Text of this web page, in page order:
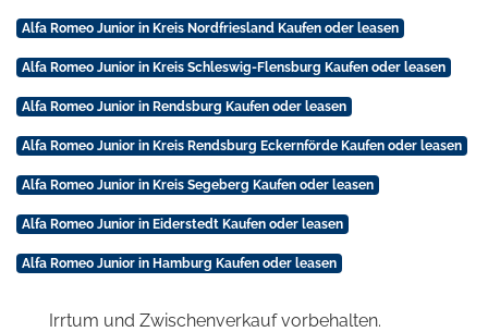
Alfa Romeo Junior in Kreis Nordfriesland Kaufen oder leasen
Alfa Romeo Junior in Kreis Schleswig-Flensburg Kaufen oder leasen
Alfa Romeo Junior in Rendsburg Kaufen oder leasen
Alfa Romeo Junior in Kreis Rendsburg Eckernförde Kaufen oder leasen
Alfa Romeo Junior in Kreis Segeberg Kaufen oder leasen
Alfa Romeo Junior in Eiderstedt Kaufen oder leasen
Alfa Romeo Junior in Hamburg Kaufen oder leasen
Irrtum und Zwischenverkauf vorbehalten.